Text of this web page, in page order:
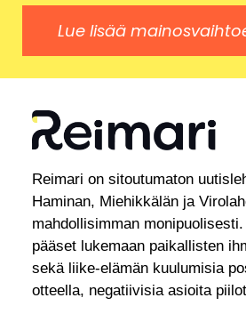
Lue lisää
Reimari on sitoutumaton
Haminan, Miehikkälän ja
mahdollisimman
pääset lukemaan paikallisten
sekä liike-elämän kuulumisia
otteella, negatiivisia asioita